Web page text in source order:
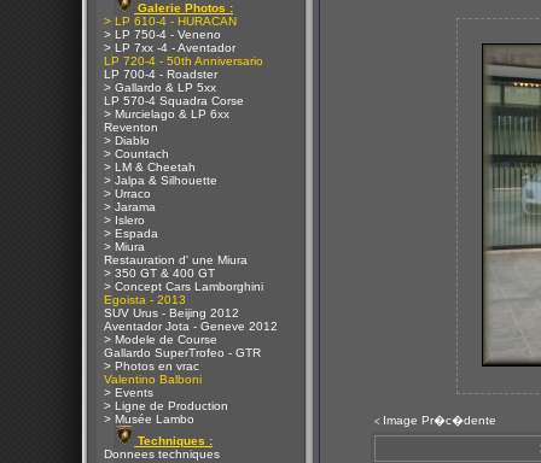
Galerie Photos :
> LP 610-4 - HURACAN
> LP 750-4 - Veneno
> LP 7xx -4 - Aventador
LP 720-4 - 50th Anniversario
LP 700-4 - Roadster
> Gallardo & LP 5xx
LP 570-4 Squadra Corse
> Murcielago & LP 6xx
Reventon
> Diablo
> Countach
> LM & Cheetah
> Jalpa & Silhouette
> Urraco
> Jarama
> Islero
> Espada
> Miura
Restauration d' une Miura
> 350 GT & 400 GT
> Concept Cars Lamborghini
Egoista - 2013
SUV Urus - Beijing 2012
Aventador Jota - Geneve 2012
> Modele de Course
Gallardo SuperTrofeo - GTR
> Photos en vrac
Valentino Balboni
> Events
> Ligne de Production
> Musée Lambo
Techniques :
Donnees techniques
< Image Pr�c�dente